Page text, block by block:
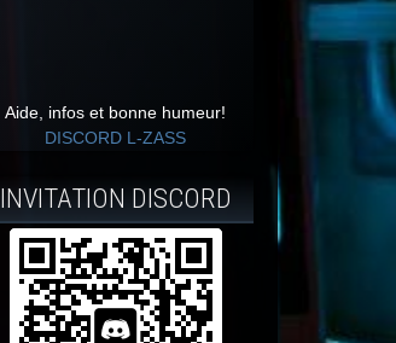
Aide, infos et bonne humeur!
DISCORD L-ZASS
INVITATION DISCORD